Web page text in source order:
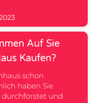
Auf Sie
Kaufen?
schon
haben Sie
und